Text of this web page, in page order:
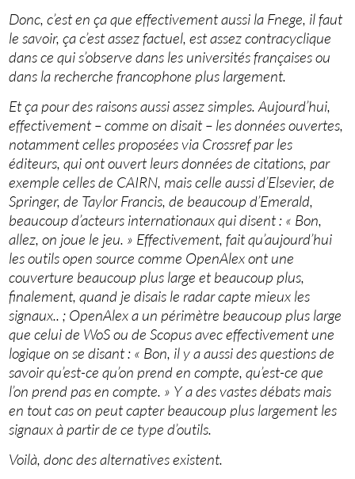
Donc, c’est en ça que effectivement aussi la Fnege, il faut
le savoir, ça c’est assez factuel, est assez contracyclique
dans ce qui s’observe dans les universités françaises ou
dans la recherche francophone plus largement.
Et ça pour des raisons aussi assez simples. Aujourd’hui,
effectivement – comme on disait – les données ouvertes,
notamment celles proposées via Crossref par les
éditeurs, qui ont ouvert leurs données de citations, par
exemple celles de CAIRN, mais celle aussi d’Elsevier, de
Springer, de Taylor Francis, de beaucoup d’Emerald,
beaucoup d’acteurs internationaux qui disent : « Bon,
allez, on joue le jeu. » Effectivement, fait qu’aujourd’hui
les outils open source comme OpenAlex ont une
couverture beaucoup plus large et beaucoup plus,
finalement, quand je disais le radar capte mieux les
signaux.. ; OpenAlex a un périmètre beaucoup plus large
que celui de WoS ou de Scopus avec effectivement une
logique on se disant : « Bon, il y a aussi des questions de
savoir qu’est-ce qu’on prend en compte, qu’est-ce que
l’on prend pas en compte. » Y a des vastes débats mais
en tout cas on peut capter beaucoup plus largement les
signaux à partir de ce type d’outils.
Voilà, donc des alternatives existent.